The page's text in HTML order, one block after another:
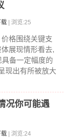
| 浏览:25
格围绕关键支
展现情形看去,
备一定幅度的
现出有所被放大
况你可能遇
| 浏览:24